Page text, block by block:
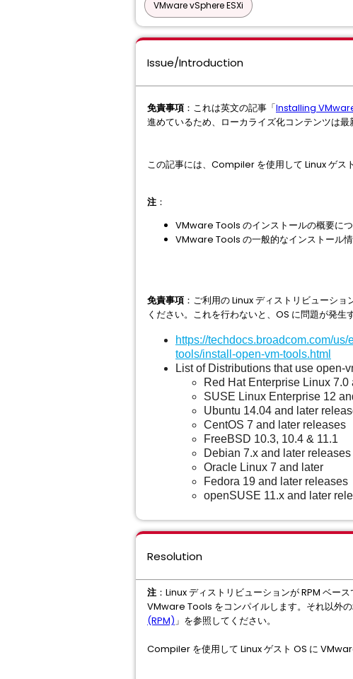
VMware vSphere ESXi
Issue/Introduction
免責事項 ：これは英文の記事「Installing
進めているため、ローカライズ化コンテンツは
この記事には、Compiler を使用して Linux ゲス
注：
VMware Tools のインストールの概要に
VMware Tools の一般的なインストール
免責事項 ：ご利用の Linux ディストリビューシ
ください。これを行わないと、OS に問題が発生
https://techdocs.broadcom.com/
tools/install-open-vm-tools.html
List of Distributions that use open-
Red Hat Enterprise Linux
SUSE Linux Enterprise 12
Ubuntu 14.04 and later
CentOS 7 and later releases
FreeBSD 10.3, 10.4 & 11.1
Debian 7.x and later releases
Oracle Linux 7 and later
Fedora 19 and later releases
openSUSE 11.x and later
Resolution
注：Linux ディストリビューションが RPM ベー
VMware Tools をコンパイルします。それ以外
(RPM)」を参照してください。
Compiler を使用して Linux ゲスト OS に